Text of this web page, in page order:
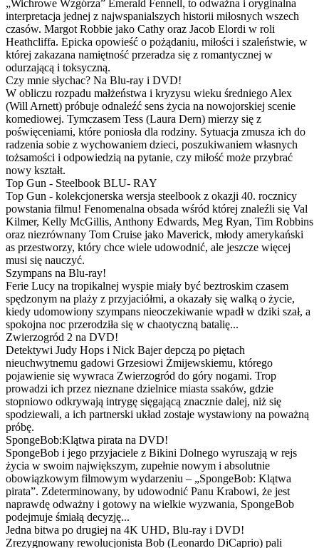
„Wichrowe Wzgórza” Emerald Fennell, to odważna i oryginalna
interpretacja jednej z najwspanialszych historii miłosnych wszech
czasów. Margot Robbie jako Cathy oraz Jacob Elordi w roli
Heathcliffa. Epicka opowieść o pożądaniu, miłości i szaleństwie, w
której zakazana namiętność przeradza się z romantycznej w
odurzającą i toksyczną.
Czy mnie słychac? Na Blu-ray i DVD!
W obliczu rozpadu małżeństwa i kryzysu wieku średniego Alex
(Will Arnett) próbuje odnaleźć sens życia na nowojorskiej scenie
komediowej. Tymczasem Tess (Laura Dern) mierzy się z
poświęceniami, które poniosła dla rodziny. Sytuacja zmusza ich do
radzenia sobie z wychowaniem dzieci, poszukiwaniem własnych
tożsamości i odpowiedzią na pytanie, czy miłość może przybrać
nowy kształt.
Top Gun - Steelbook BLU- RAY
Top Gun - kolekcjonerska wersja steelbook z okazji 40. rocznicy
powstania filmu! Fenomenalna obsada wśród której znaleźli się Val
Kilmer, Kelly McGillis, Anthony Edwards, Meg Ryan, Tim Robbins
oraz niezrównany Tom Cruise jako Maverick, młody amerykański
as przestworzy, który chce wiele udowodnić, ale jeszcze więcej
musi się nauczyć.
Szympans na Blu-ray!
Ferie Lucy na tropikalnej wyspie miały być beztroskim czasem
spędzonym na plaży z przyjaciółmi, a okazały się walką o życie,
kiedy udomowiony szympans nieoczekiwanie wpadł w dziki szał, a
spokojna noc przerodziła się w chaotyczną batalię...
Zwierzogród 2 na DVD!
Detektywi Judy Hops i Nick Bajer depczą po piętach
nieuchwytnemu gadowi Grzesiowi Żmijewskiemu, którego
pojawienie się wywraca Zwierzogród do góry nogami. Trop
prowadzi ich przez nieznane dzielnice miasta ssaków, gdzie
stopniowo odkrywają intrygę sięgającą znacznie dalej, niż się
spodziewali, a ich partnerski układ zostaje wystawiony na poważną
próbę.
SpongeBob:Klątwa pirata na DVD!
SpongeBob i jego przyjaciele z Bikini Dolnego wyruszają w rejs
życia w swoim największym, zupełnie nowym i absolutnie
obowiązkowym filmowym wydarzeniu – „SpongeBob: Klątwa
pirata”. Zdeterminowany, by udowodnić Panu Krabowi, że jest
naprawdę odważny i gotowy na wielkie wyzwania, SpongeBob
podejmuje śmiałą decyzję...
Jedna bitwa po drugiej na 4K UHD, Blu-ray i DVD!
Zrezygnowany rewolucjonista Bob (Leonardo DiCaprio) pali